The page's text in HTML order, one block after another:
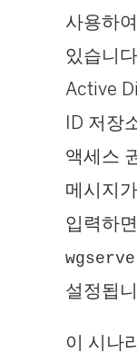
사용하
있습니
Active
ID 저장
액세스
메시지
입력하면
설정됩
이 시나